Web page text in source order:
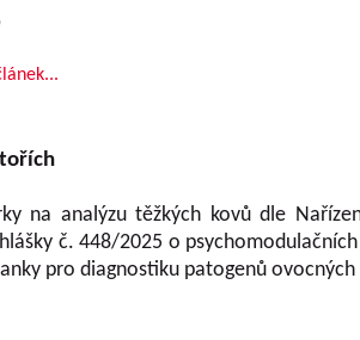
na analýzu těžkých kovů dle
č. 448/2025 o
pro diagnostiku patogenů